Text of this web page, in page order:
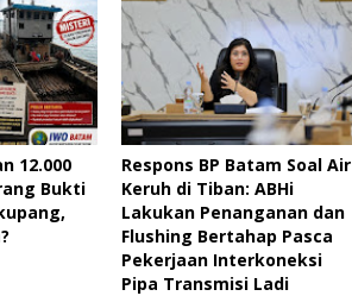
12.000
Bukti
Respons BP Batam Soal Air
Keruh di Tiban: ABHi
Lakukan Penanganan dan
Flushing Bertahap Pasca
Pekerjaan Interkoneksi
Pipa Transmisi Ladi